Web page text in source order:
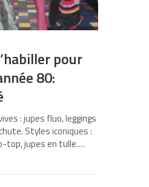
pour
80:
: jupes fluo, leggings
Styles iconiques :
top, jupes en tulle.…